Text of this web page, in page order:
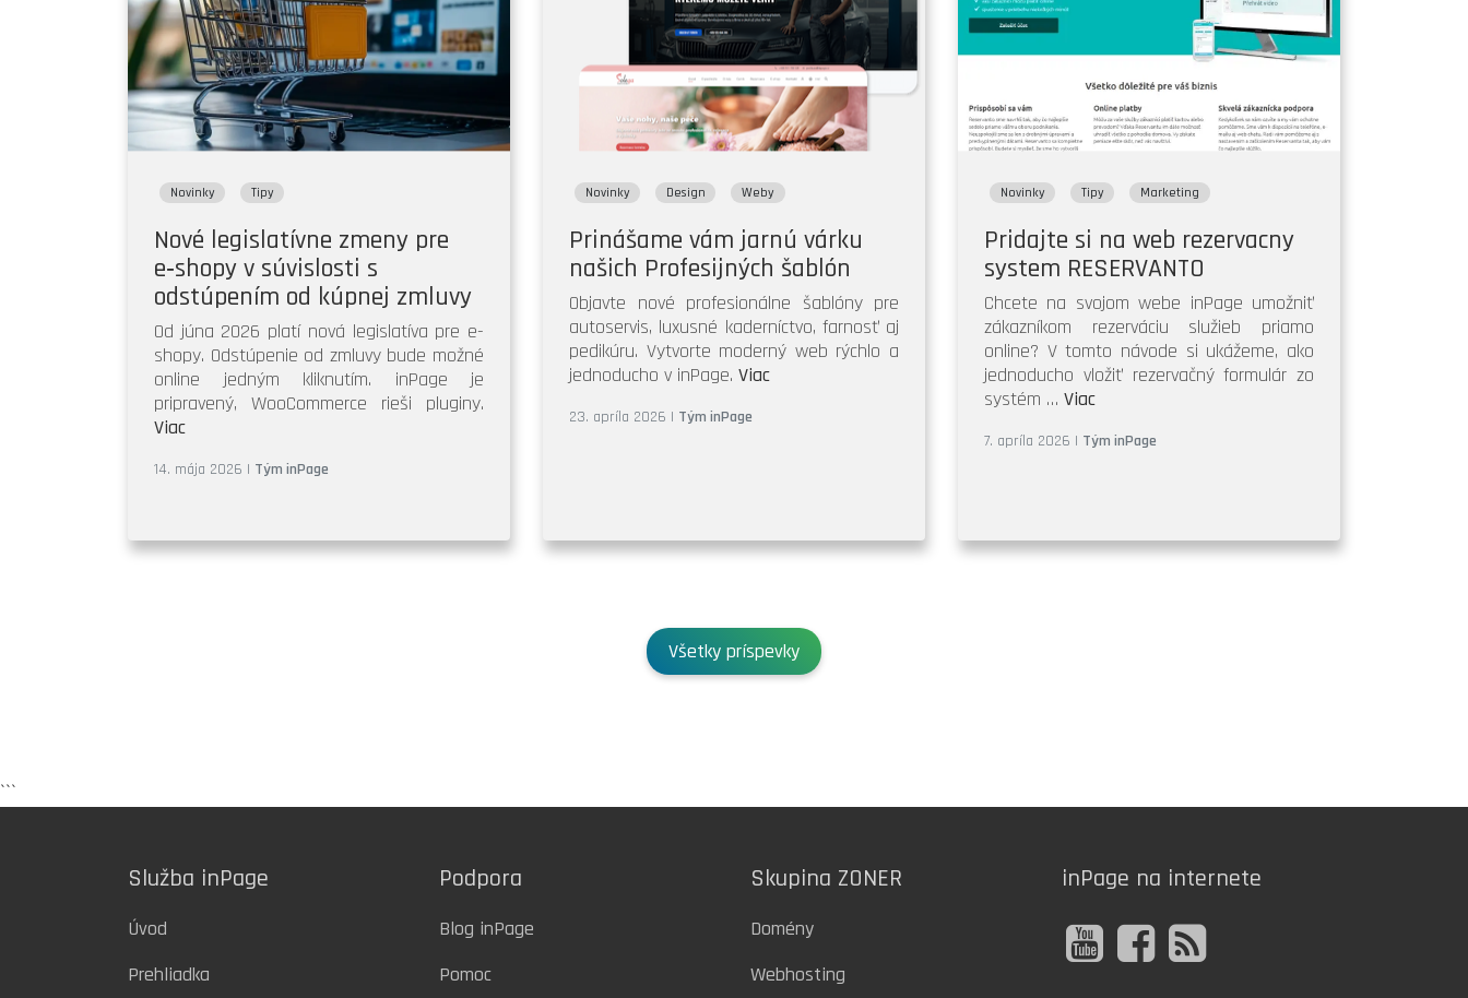
Novinky Tipy
Nové legislatívne zmeny pre
e‑shopy v súvislosti s
odstúpením od kúpnej zmluvy
Od júna 2026 platí nová legislatíva pre e-
shopy. Odstúpenie od zmluvy bude možné
online jedným kliknutím. inPage je
pripravený, WooCommerce rieši pluginy.
Viac
14. mája 2026 | Tým inPage
Novinky Design Weby
Prinášame vám jarnú várku
našich Profesijných šablón
Objavte nové profesionálne šablóny pre
autoservis, luxusné kaderníctvo, farnosť aj
pedikúru. Vytvorte moderný web rýchlo a
jednoducho v inPage. Viac
23. apríla 2026 | Tým inPage
Novinky Tipy Marketing
Pridajte si na web rezervacny
system RESERVANTO
Chcete na svojom webe inPage umožniť
zákazníkom rezerváciu služieb priamo
online? V tomto návode si ukážeme, ako
jednoducho vložiť rezervačný formulár zo
systém … Viac
7. apríla 2026 | Tým inPage
Všetky príspevky
```
Služba inPage
Úvod
Prehliadka
Podpora
Blog inPage
Pomoc
Skupina ZONER
Domény
Webhosting
inPage na internete